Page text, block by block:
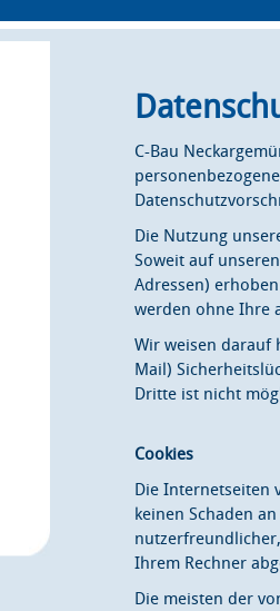
C-Bau
Die Nutzung
Soweit auf
Adressen)
werden ohne Ihre
Wir weisen darauf
Mail)
Dritte ist nicht
Cookies
Die Internetseiten
keinen Schaden
Ihrem Rechner
Die meisten der